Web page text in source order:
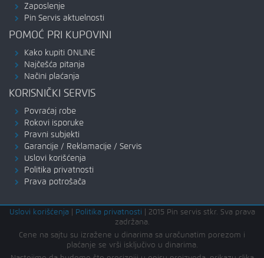
Zaposlenje
Pin Servis aktuelnosti
POMOĆ PRI KUPOVINI
Kako kupiti ONLINE
Najčešća pitanja
Načini plaćanja
KORISNIČKI SERVIS
Povraćaj robe
Rokovi isporuke
Pravni subjekti
Garancije / Reklamacije / Servis
Uslovi korišćenja
Politika privatnosti
Prava potrošača
Uslovi korišćenja| Politika privatnosti
2015 Pin servis stkr. Sva prava
zadržana.
Cene na sajtu su izražene u dinarima sa uračunatim porezom i
plaćanje se vrši isključivo u dinarima.